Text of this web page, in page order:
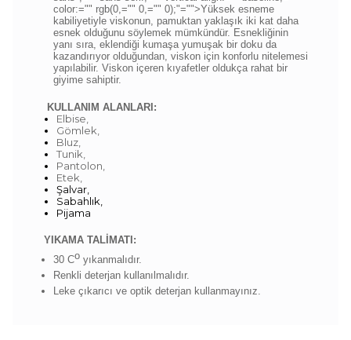
color:="" rgb(0,="" 0,="" 0);"="">Yüksek esneme
kabiliyetiyle viskonun, pamuktan yaklaşık iki kat daha
esnek olduğunu söylemek mümkündür. Esnekliğinin
yanı sıra, eklendiği kumaşa yumuşak bir doku da
kazandırıyor olduğundan, viskon için konforlu nitelemesi
yapılabilir. Viskon içeren kıyafetler oldukça rahat bir
giyime sahiptir.
KULLANIM ALANLARI:
Elbise,
Gömlek,
Bluz,
Tunik,
Pantolon,
Etek,
Şalvar,
Sabahlık,
Pijama
YIKAMA TALİMATI:
30 Co yıkanmalıdır.
Renkli deterjan kullanılmalıdır.
Leke çıkarıcı ve optik deterjan kullanmayınız.